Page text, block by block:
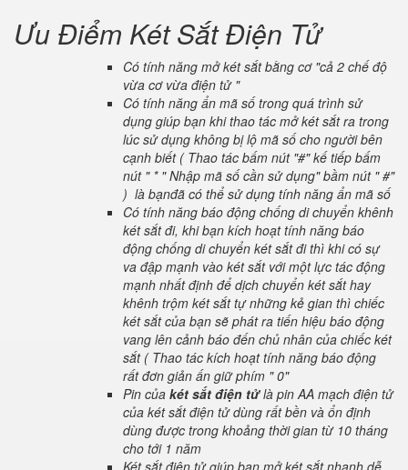
Ưu Điểm Két Sắt Điện Tử
Có tính năng mở két sắt bằng cơ "cả 2 chế độ
vừa cơ vừa điện tử "
Có tính năng ẩn mã số trong quá trình sử
dụng giúp bạn khi thao tác mở két sắt ra trong
lúc sử dụng không bị lộ mã số cho người bên
cạnh biết ( Thao tác bấm nút "#" kế tiếp bấm
nút " * " Nhập mã số cần sử dụng" bầm nút " #"
) là bạnđã có thể sử dụng tính năng ẩn mã số
Có tính năng báo động chống di chuyển khênh
két sắt đi, khi bạn kích hoạt tính năng báo
động chống di chuyển két sắt đi thì khi có sự
va đập mạnh vào két sắt với một lực tác động
mạnh nhất định để dịch chuyển két sắt hay
khênh trộm két sắt tự những kẻ gian thì chiếc
két sắt của bạn sẽ phát ra tiến hiệu báo động
vang lên cảnh báo đến chủ nhân của chiếc két
sắt ( Thao tác kích hoạt tính năng báo động
rất đơn giản ấn giữ phím " 0"
Pin của két sắt điện tửlà pin AA mạch điện tử
của két sắt điện tử dùng rất bền và ổn định
dùng được trong khoảng thời gian từ 10 tháng
cho tới 1 năm
Két sắt điện tử giúp bạn mở két sắt nhanh dễ